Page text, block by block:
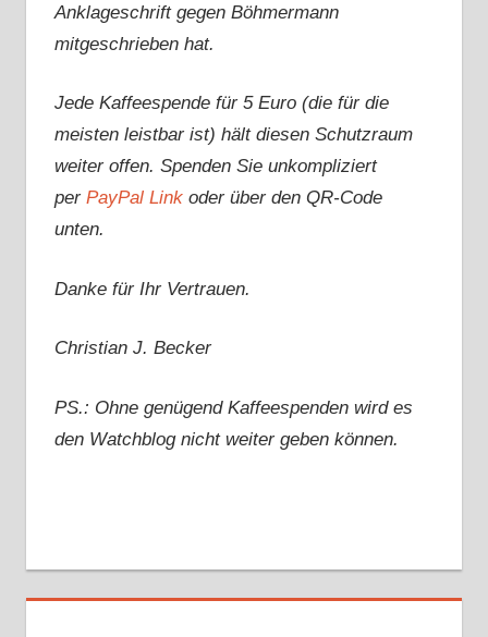
Anklageschrift gegen Böhmermann
mitgeschrieben hat.
Jede Kaffeespende für 5 Euro (die für die
meisten leistbar ist) hält diesen Schutzraum
weiter offen. Spenden Sie unkompliziert
per PayPal Linkoder über den QR-Code
unten.
Danke für Ihr Vertrauen.
Christian J. Becker
PS.: Ohne genügend Kaffeespenden wird es
den Watchblog nicht weiter geben können.